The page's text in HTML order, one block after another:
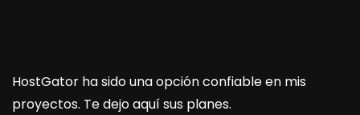
HostGator ha sido una opción confiable en mis
proyectos. Te dejo aquí sus planes.